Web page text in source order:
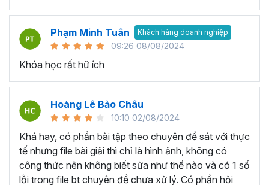
gian nào chỉ cần có thiết bị kết nối internet. Tuy
nhiên, bạn sẽ cần tốn thời nhiều thời gian để tìm kiếm
các bài giảng dạy về Excel chất lượng và các bài
giảng phân tán không theo lộ trình cụ thể. Bởi vậy,
sẽ là 1 giải pháp giúp bạn tiết kiệm thời gian và tiền
bạc.
Học qua sách hướng dẫn:Hiện nay trên thị trường
có nhiều loại sách giúp bạn tự học Excel ngay tại
nhà như Hướng dẫn sử dụng Excel cho người tự
học, Excel ứng dụng văn phòng từ cơ bản đến nâng
cao,... với cách học này bạn sẽ có thể học qua các
Phạm Minh Tuân Khách hàng doanh nghiệp
09:26 08/08/2024
Khóa học rất hữ ích
Hoàng Lê Bảo Châu
10:10 02/08/2024
Khá hay, có phần bài tập theo chuyên đề sát với thực
tế nhưng file bài giải thì chỉ là hình ảnh, không có
công thức nên không biết sửa như thế nào và có 1 số
lỗi trong file bt chuyên đề chưa xử lý. Có phần hỏi